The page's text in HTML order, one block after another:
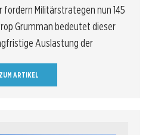
fordern Militärstrategen nun 145
Grumman bedeutet dieser
Auslastung der
ZUM ARTIKEL